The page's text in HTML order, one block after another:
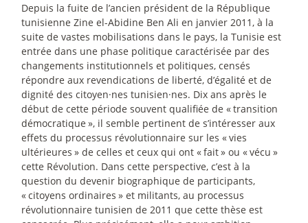
Depuis la fuite de l’ancien président de la République
tunisienne Zine el-Abidine Ben Ali en janvier 2011, à la
suite de vastes mobilisations dans le pays, la Tunisie est
entrée dans une phase politique caractérisée par des
changements institutionnels et politiques, censés
répondre aux revendications de liberté, d’égalité et de
dignité des citoyen·nes tunisien·nes. Dix ans après le
début de cette période souvent qualifiée de «transition
démocratique », il semble pertinent de s’intéresser aux
effets du processus révolutionnaire sur les «vies
ultérieures » de celles et ceux qui ont «fait» ou «vécu »
cette Révolution. Dans cette perspective, c’est à la
question du devenir biographique de participants,
«citoyens ordinaires » et militants, au processus
révolutionnaire tunisien de 2011 que cette thèse est